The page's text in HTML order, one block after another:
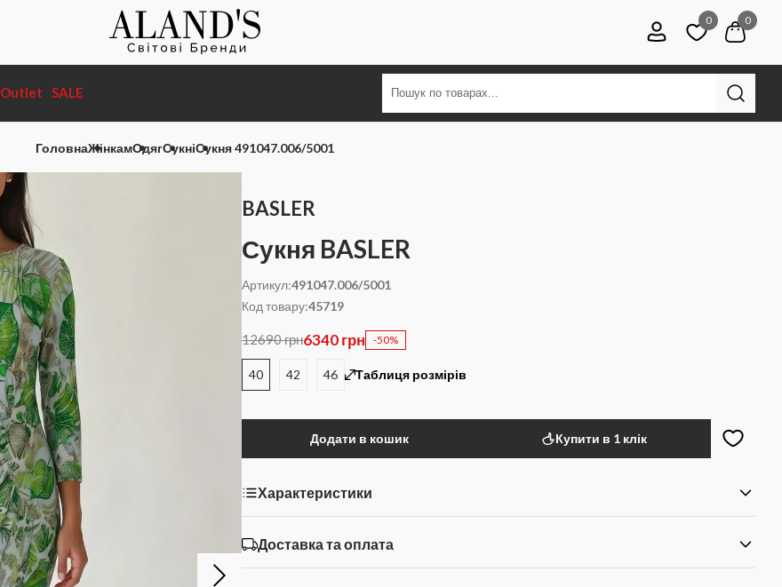
0 0
Outlet SALE
ГоловнаЖінкамОдягСукніСукня 491047.006/5001
BASLER
Сукня BASLER
Артикул:491047.006/5001
Код товару:45719
12690 грн6340 грн -50%
40 42 46 Таблиця розмірів
Додати в кошик Купити в 1 клік
Характеристики
Доставка та оплата